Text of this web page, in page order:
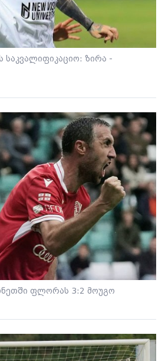
საკვალიფიკაციო: ზირა -
ფლორას 3:2 მოუგო